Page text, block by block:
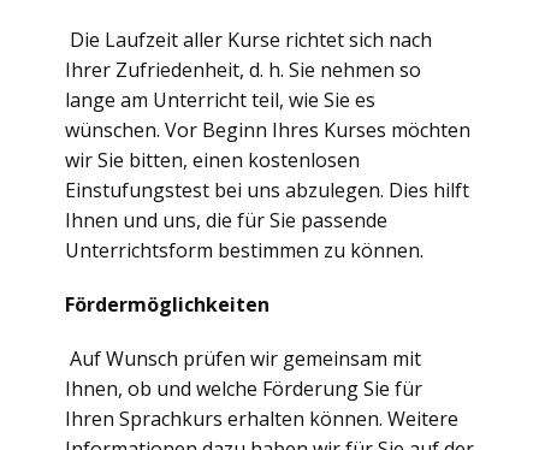
Die Laufzeit aller Kurse richtet sich nach
Ihrer Zufriedenheit, d. h. Sie nehmen so
lange am Unterricht teil, wie Sie es
wünschen. Vor Beginn Ihres Kurses möchten
wir Sie bitten, einen kostenlosen
Einstufungstest bei uns abzulegen. Dies hilft
Ihnen und uns, die für Sie passende
Unterrichtsform bestimmen zu können.
Fördermöglichkeiten
Auf Wunsch prüfen wir gemeinsam mit
Ihnen, ob und welche Förderung Sie für
Ihren Sprachkurs erhalten können. Weitere